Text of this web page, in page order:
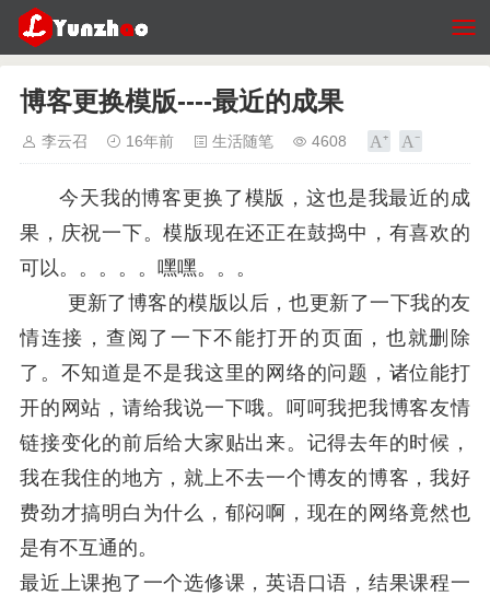
博客更换模版----最近的成果
李云召 16年前 生活随笔 4608
今天我的博客更换了模版，这也是我最近的成
果，庆祝一下。模版现在还正在鼓捣中，有喜欢的
可以。。。。。嘿嘿。。。
更新了博客的模版以后，也更新了一下我的友
情连接，查阅了一下不能打开的页面，也就删除
了。不知道是不是我这里的网络的问题，诸位能打
开的网站，请给我说一下哦。呵呵我把我博客友情
链接变化的前后给大家贴出来。记得去年的时候，
我在我住的地方，就上不去一个博友的博客，我好
费劲才搞明白为什么，郁闷啊，现在的网络竟然也
是有不互通的。
最近上课抱了一个选修课，英语口语，结果课程一